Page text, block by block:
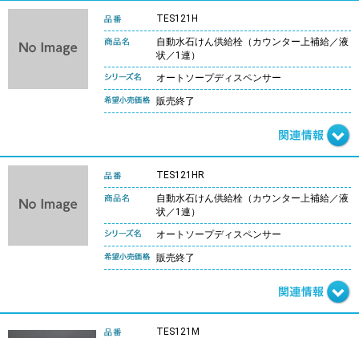
TES121H
自動水石けん供給栓（カウンター上補給／液
状／1連）
オートソープディスペンサー
販売終了
TES121HR
自動水石けん供給栓（カウンター上補給／液
状／1連）
オートソープディスペンサー
販売終了
TES121M